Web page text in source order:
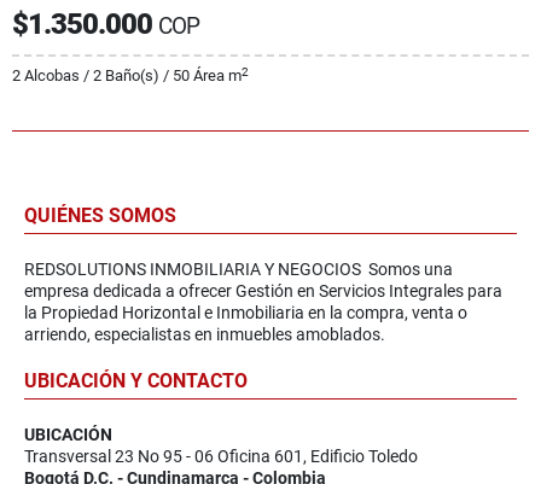
$1.350.000 COP
2 Alcobas / 2 Baño(s) / 50 Área m2
QUIÉNES SOMOS
REDSOLUTIONS INMOBILIARIA Y NEGOCIOS Somos una
empresa dedicada a ofrecer Gestión en Servicios Integrales para
la Propiedad Horizontal e Inmobiliaria en la compra, venta o
arriendo, especialistas en inmuebles amoblados.
UBICACIÓN Y CONTACTO
UBICACIÓN
Transversal 23 No 95 - 06 Oficina 601, Edificio Toledo
Bogotá D.C. - Cundinamarca - Colombia